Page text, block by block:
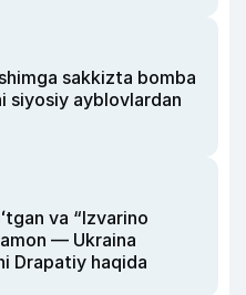
sakkizta bomba
siyosiy ayblovlardan
va “Izvarino
— Ukraina
Drapatiy haqida